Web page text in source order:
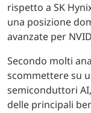
rispetto a SK
una posizione
avanzate per
Secondo molti
scommettere su
semiconduttori
delle principali